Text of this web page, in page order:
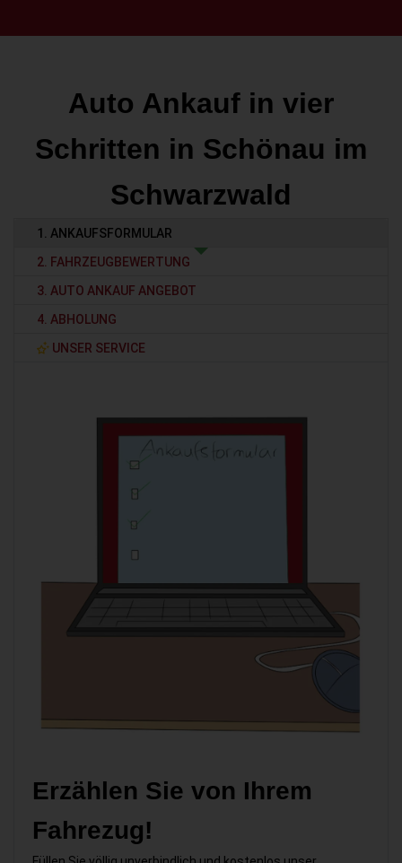
Auto Ankauf in vier
Schritten in Schönau im
Schwarzwald
1. ANKAUFSFORMULAR
2. FAHRZEUGBEWERTUNG
3. AUTO ANKAUF ANGEBOT
4. ABHOLUNG
UNSER SERVICE
Erzählen Sie von Ihrem
Fahrezug!